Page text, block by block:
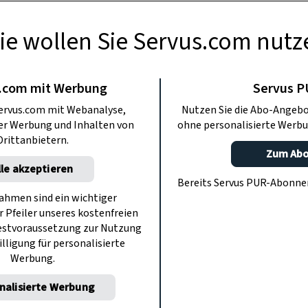
KÜCHE
mit
Xandi Rieder
braucht man nicht nur die richtigen
Temperatur. Wie man alles genau
Xandi Rieder in seinem Video.
wollen Sie Servus.com
mit Werbung
mit Webanalyse,
Werbung und Inhalten von
akzeptieren
sind ein wichtiger
unseres kostenfreien
zur Nutzung
für personalisierte
Werbung.
Werbung
Servus
Nutzen Sie die Abo-
ohne personalisierte
Zum
Bereits Servus PUR-